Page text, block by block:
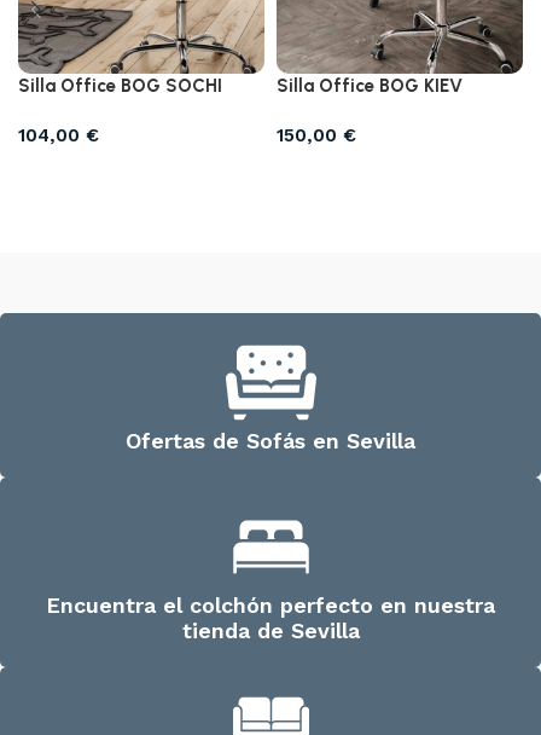
Silla Office BOG SOCHI
104,00 €
Silla Office BOG KIEV
150,00 €
Ofertas de Sofás en Sevilla
Encuentra el colchón perfecto en nuestra
tienda de Sevilla